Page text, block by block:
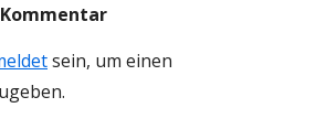
sein, um einen